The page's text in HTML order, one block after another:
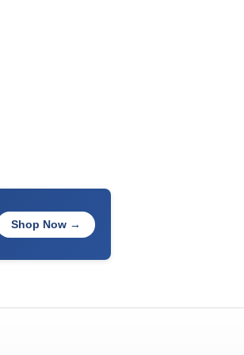
Shop Now →